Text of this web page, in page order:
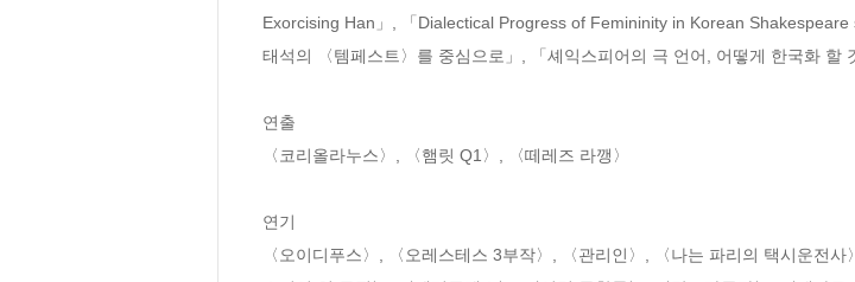
Exorcising Han」, 「Dialectical Progress of Femininity in Korean
태석의 〈템페스트〉를 중심으로」, 「셰익스피어의 극 언어, 어떻게 한국화 할
연출
〈코리올라누스〉, 〈햄릿 Q1〉, 〈떼레즈 라깽〉
연기
〈오이디푸스〉, 〈오레스테스 3부작〉, 〈관리인〉, 〈나는 파리의 택시운전